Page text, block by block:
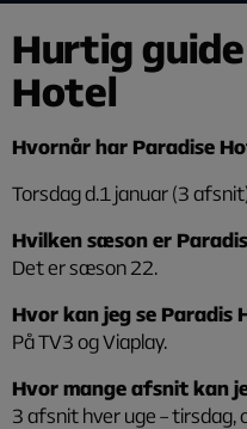
Hurtig
Hotel
Hvornår har Paradise
Torsdag d.1 januar (3
Hvilken sæson er
Det er sæson 22.
Hvor kan jeg se Paradis
På TV3 og Viaplay.
Hvor mange afsnit kan
3 afsnit hver uge – tirsdag,